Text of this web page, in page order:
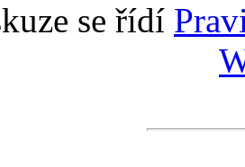
se řídí